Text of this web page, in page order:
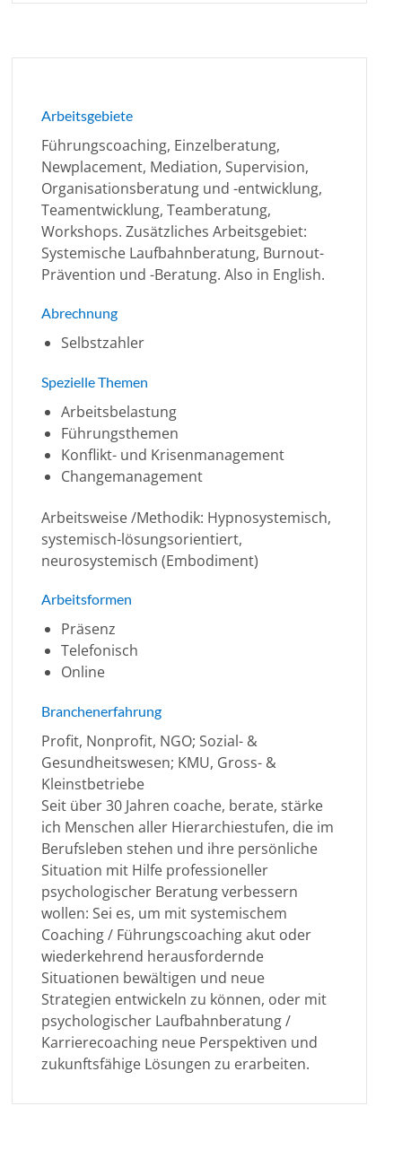
Arbeitsgebiete
Führungscoaching, Einzelberatung,
Newplacement, Mediation, Supervision,
Organisationsberatung und -entwicklung,
Teamentwicklung, Teamberatung,
Workshops. Zusätzliches Arbeitsgebiet:
Systemische Laufbahnberatung, Burnout-
Prävention und -Beratung. Also in English.
Abrechnung
Selbstzahler
Spezielle Themen
Arbeitsbelastung
Führungsthemen
Konflikt- und Krisenmanagement
Changemanagement
Arbeitsweise /Methodik: Hypnosystemisch,
systemisch-lösungsorientiert,
neurosystemisch (Embodiment)
Arbeitsformen
Präsenz
Telefonisch
Online
Branchenerfahrung
Profit, Nonprofit, NGO; Sozial- &
Gesundheitswesen; KMU, Gross- &
Kleinstbetriebe
Seit über 30 Jahren coache, berate, stärke
ich Menschen aller Hierarchiestufen, die im
Berufsleben stehen und ihre persönliche
Situation mit Hilfe professioneller
psychologischer Beratung verbessern
wollen: Sei es, um mit systemischem
Coaching / Führungscoaching akut oder
wiederkehrend herausfordernde
Situationen bewältigen und neue
Strategien entwickeln zu können, oder mit
psychologischer Laufbahnberatung /
Karrierecoaching neue Perspektiven und
zukunftsfähige Lösungen zu erarbeiten.